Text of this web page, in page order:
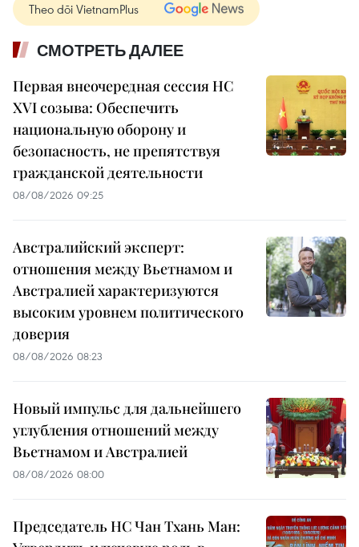
Theo dõi VietnamPlus
СМОТРЕТЬ ДАЛЕЕ
Первая внеочередная сессия НС
XVI созыва: Обеспечить
национальную оборону и
безопасность, не препятствуя
гражданской деятельности
08/08/2026 09:25
Австралийский эксперт:
отношения между Вьетнамом и
Австралией характеризуются
высоким уровнем политического
доверия
08/08/2026 08:23
Новый импульс для дальнейшего
углубления отношений между
Вьетнамом и Австралией
08/08/2026 08:00
Председатель НС Чан Тхань Ман: